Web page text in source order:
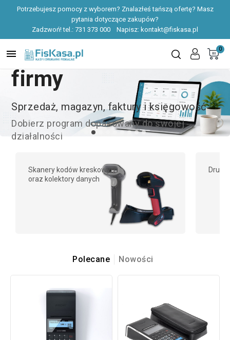
Potrzebujesz pomocy z wyborem? Znalazłeś tańszą ofertę? Masz
pytania dotyczące zakupów?
Zadzwoń! tel.: 731 373 000 Napisz: kontakt@fiskasa.pl
0
Programy do obsługi
firmy
Sprzedaż, magazyn, faktury i księgowość
Dobierz program dopasowany do swojej
działalności
Skanery kodów kreskowych
oraz kolektory danych
Polecane Nowości